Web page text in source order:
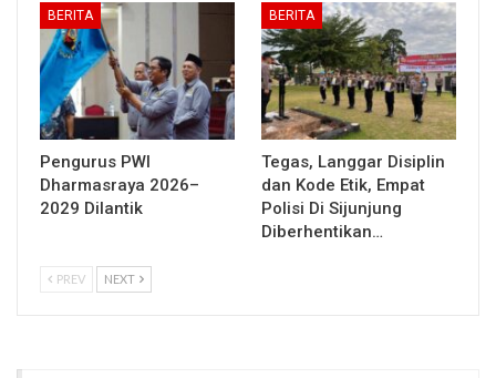
BERITA
Pengurus PWI
Dharmasraya 2026–
2029 Dilantik
BERITA
Tegas, Langgar Disiplin
dan Kode Etik, Empat
Polisi Di Sijunjung
Diberhentikan…
PREV NEXT